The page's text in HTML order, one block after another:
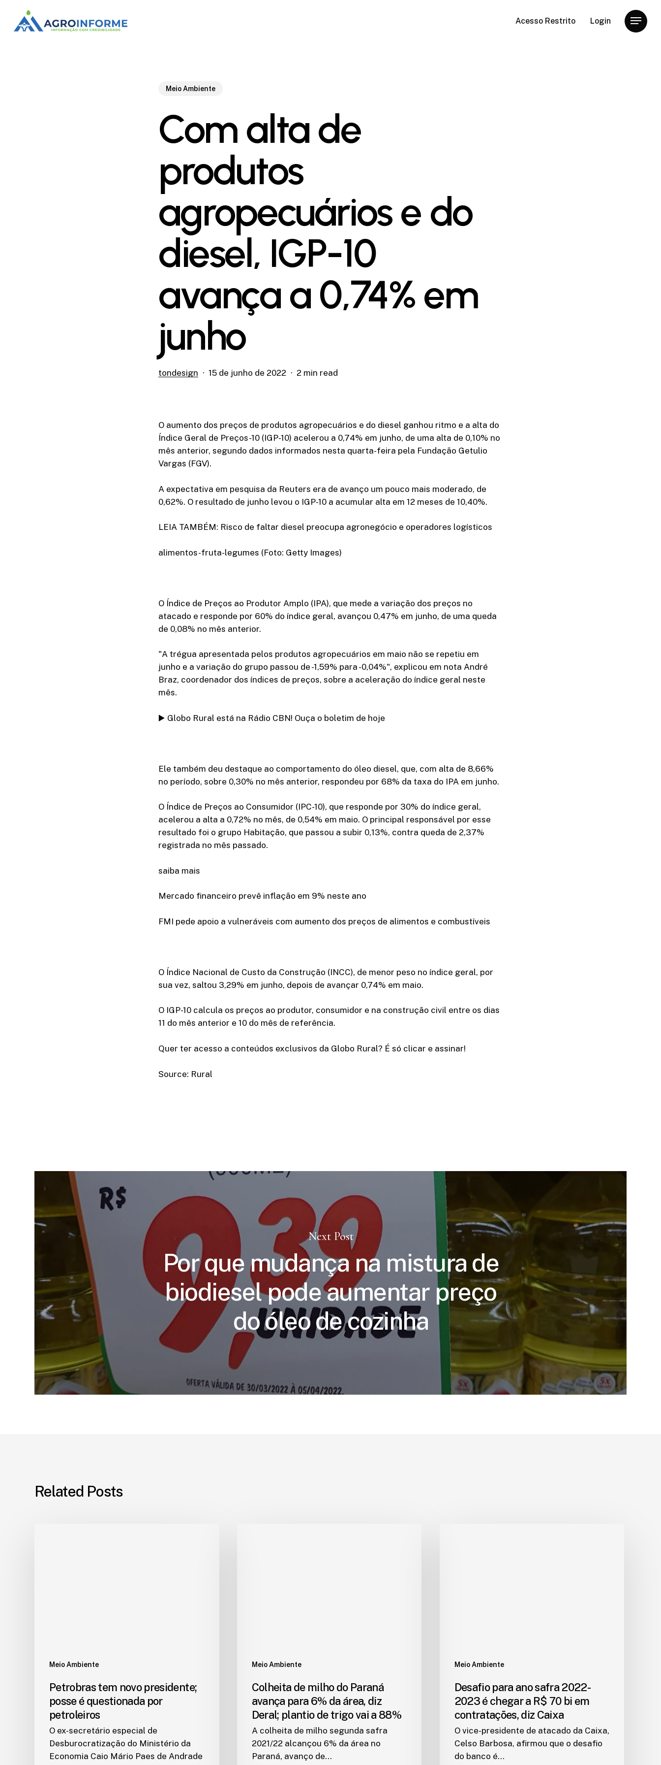
main
Acesso Restrito Login Menu
Meio Ambiente
Com alta de
produtos
agropecuários e do
diesel, IGP-10
avança a 0,74% em
junho
tondesign 15 de junho de 2022 2 min read
O aumento dos preços de produtos agropecuários e do diesel ganhou ritmo e a alta do
Índice Geral de Preços-10 (IGP-10) acelerou a 0,74% em junho, de uma alta de 0,10% no
mês anterior, segundo dados informados nesta quarta-feira pela Fundação Getulio
Vargas (FGV).
A expectativa em pesquisa da Reuters era de avanço um pouco mais moderado, de
0,62%. O resultado de junho levou o IGP-10 a acumular alta em 12 meses de 10,40%.
LEIA TAMBÉM: Risco de faltar diesel preocupa agronegócio e operadores logísticos
alimentos-fruta-legumes (Foto: Getty Images)
O Índice de Preços ao Produtor Amplo (IPA), que mede a variação dos preços no
atacado e responde por 60% do índice geral, avançou 0,47% em junho, de uma queda
de 0,08% no mês anterior.
"A trégua apresentada pelos produtos agropecuários em maio não se repetiu em
junho e a variação do grupo passou de -1,59% para -0,04%", explicou em nota André
Braz, coordenador dos índices de preços, sobre a aceleração do índice geral neste
mês.
▶️ Globo Rural está na Rádio CBN! Ouça o boletim de hoje
Ele também deu destaque ao comportamento do óleo diesel, que, com alta de 8,66%
no período, sobre 0,30% no mês anterior, respondeu por 68% da taxa do IPA em junho.
O Índice de Preços ao Consumidor (IPC-10), que responde por 30% do índice geral,
acelerou a alta a 0,72% no mês, de 0,54% em maio. O principal responsável por esse
resultado foi o grupo Habitação, que passou a subir 0,13%, contra queda de 2,37%
registrada no mês passado.
saiba mais
Mercado financeiro prevê inflação em 9% neste ano
FMI pede apoio a vulneráveis com aumento dos preços de alimentos e combustíveis
O Índice Nacional de Custo da Construção (INCC), de menor peso no índice geral, por
sua vez, saltou 3,29% em junho, depois de avançar 0,74% em maio.
O IGP-10 calcula os preços ao produtor, consumidor e na construção civil entre os dias
11 do mês anterior e 10 do mês de referência.
Quer ter acesso a conteúdos exclusivos da Globo Rural? É só clicar e assinar!​
Source: Rural
Next Post
Por que mudança na mistura de
biodiesel pode aumentar preço
do óleo de cozinha
Related Posts
Meio Ambiente
Petrobras tem novo presidente;
posse é questionada por
petroleiros
O ex-secretário especial de
Desburocratização do Ministério da
Economia Caio Mário Paes de Andrade
Meio Ambiente
Colheita de milho do Paraná
avança para 6% da área, diz
Deral; plantio de trigo vai a 88%
A colheita de milho segunda safra
2021/22 alcançou 6% da área no
Paraná, avanço de…
Meio Ambiente
Desafio para ano safra 2022-
2023 é chegar a R$ 70 bi em
contratações, diz Caixa
O vice-presidente de atacado da Caixa,
Celso Barbosa, afirmou que o desafio
do banco é…